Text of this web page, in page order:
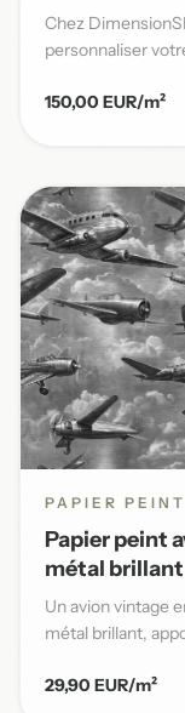
Chez
personnaliser
150,00 EUR/m²
PAPIER PEINT
Papier peint
métal brillant
Un avion vintage
métal brillant,
29,90 EUR/m²